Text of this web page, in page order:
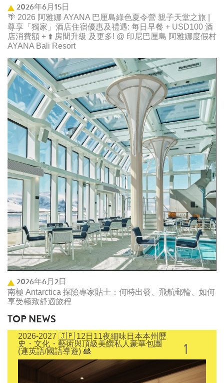
2026年6月15日
🌴 2026 阿雅娜 AYANA 巴厘島綠色夏令營 親子天堂之旅 |
尊享「獨家」酒店住宿優惠及禮遇: 每日早餐 + USD100 酒
店消費額 + ⬆️ 房間升級 及更多! @ 印尼巴厘島 阿雅娜度假村
AYANA Bali Resort
2026年6月2日
南極 Antarctica 探險專家貼士：何時出發、飛航郵輪、如何
享受極致舒適旅程
TOP NEWS
2026-2027 🇯🇵 12日11夜細味日本本州歷
史・文化・藝術與頂級美饌私人豪華包團
(連英語/國語導遊) 🎎
1